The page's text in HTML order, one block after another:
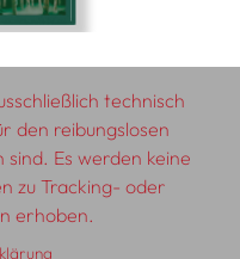
technisch
den reibungslosen
Es werden keine
zu Tracking- oder
erhoben.